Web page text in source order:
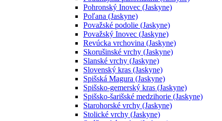
Pohronský Inovec (Jaskyne)
Poľana (Jaskyne)
Považské podolie (Jaskyne)
Považský Inovec (Jaskyne)
Revúcka vrchovina (Jaskyne)
Skorušinské vrchy (Jaskyne)
Slanské vrchy (Jaskyne)
Slovenský kras (Jaskyne)
Spišská Magura (Jaskyne)
Spišsko-gemerský kras (Jaskyne)
Spišsko-šarišské medzihorie (Jaskyne)
Starohorské vrchy (Jaskyne)
Stolické vrchy (Jaskyne)